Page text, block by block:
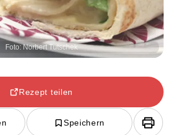
Foto: Norbert Tutschek
Rezept teilen
Speichern